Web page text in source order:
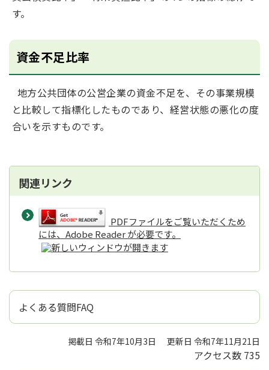
す。
資金不足比率
地方公共団体の公営企業の資金不足を、その事業規模
と比較して指標化したものであり、経営状態の悪化の度
合いを示すものです。
関連リンク
PDFファイルをご覧いただくため
には、Adobe Reader が必要です。
よくある質問FAQ
掲載日 令和7年10月3日 更新日 令和7年11月21日
アクセス数 735